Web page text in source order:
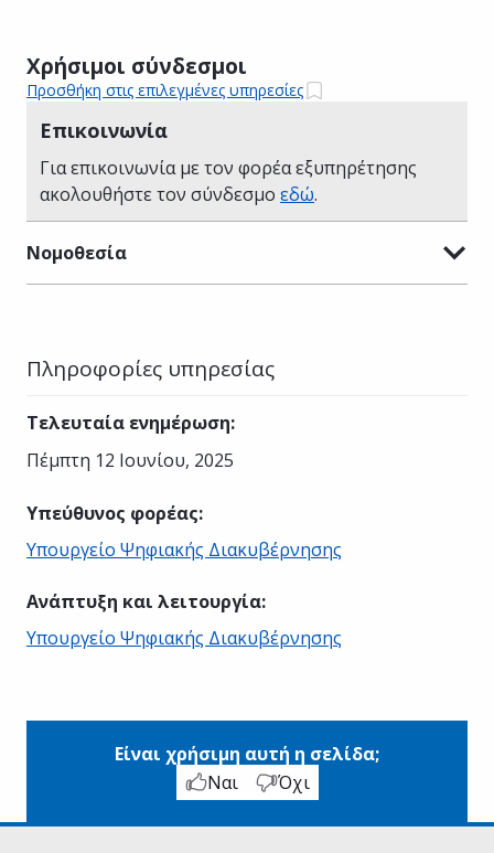
Χρήσιμοι σύνδεσμοι
Προσθήκη στις επιλεγμένες υπηρεσίες
Επικοινωνία
Για επικοινωνία με τον φορέα εξυπηρέτησης
ακολουθήστε τον σύνδεσμο εδώ.
Νομοθεσία
Πληροφορίες υπηρεσίας
Τελευταία ενημέρωση:
Πέμπτη 12 Ιουνίου, 2025
Υπεύθυνος φορέας:
Υπουργείο Ψηφιακής Διακυβέρνησης
Ανάπτυξη και λειτουργία:
Υπουργείο Ψηφιακής Διακυβέρνησης
Είναι χρήσιμη αυτή η σελίδα;
Ναι
Όχι